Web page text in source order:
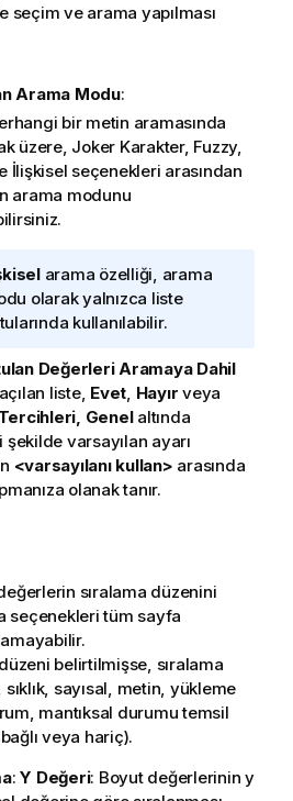
seçim ve arama yapılması
Arama Modu:
bir metin aramasında
üzere, Joker Karakter, Fuzzy,
İlişkisel seçenekleri arasından
arama modunu
arama özelliği, arama
olarak yalnızca liste
kullanılabilir.
Değerleri Aramaya Dahil
liste, Evet, Hayır veya
Tercihleri, Genelaltında
varsayılan ayarı
<varsayılanı kullan> arasında
olanak tanır.
sıralama düzenini
seçenekleri tüm sayfa
belirtilmişse, sıralama
sayısal, metin, yükleme
, mantıksal durumu temsil
veya hariç).
:Y Değeri: Boyut değerlerinin y